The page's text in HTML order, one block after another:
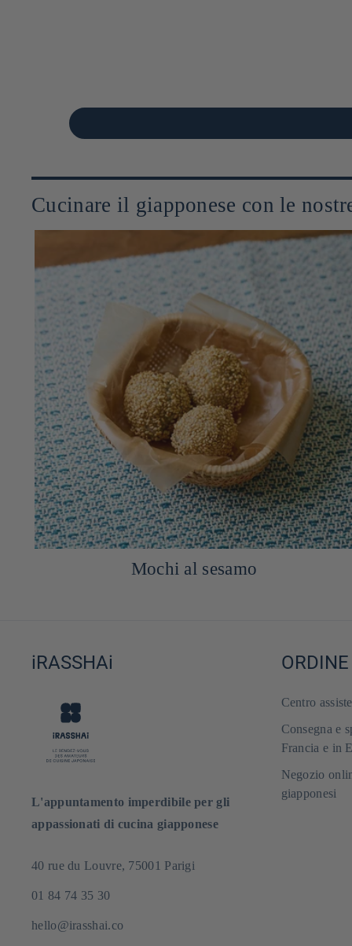
Cucinare il giapponese con le
Pollo alla griglia a yuzu
iRASSHAi
L'appuntamento imperdibile per gli
appassionati di cucina giapponese
40 rue du Louvre, 75001 Parigi
01 84 74 35 30
hello@irasshai.co
Centro
Consegna e
Francia e in
Negozio
giapponesi